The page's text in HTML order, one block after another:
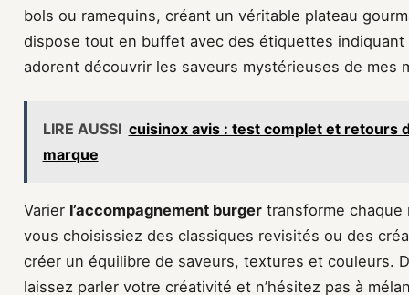
bols ou ramequins, créant un véritable plateau
dispose tout en buffet avec des étiquettes
adorent découvrir les saveurs mystérieuses de mes
LIRE AUSSI cuisinox avis : test complet et retours
marque
Varier l’accompagnement burger transforme
vous choisissiez des classiques revisités ou des
créer un équilibre de saveurs, textures et couleurs.
laissez parler votre créativité et n’hésitez pas à